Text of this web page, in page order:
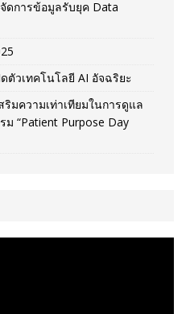
ดการข้อมูลรับยุค Data
ตัวเทคโนโลยี AI อัจฉริยะ
ริมความเท่าเทียมในการดูแล
“Patient Purpose Day